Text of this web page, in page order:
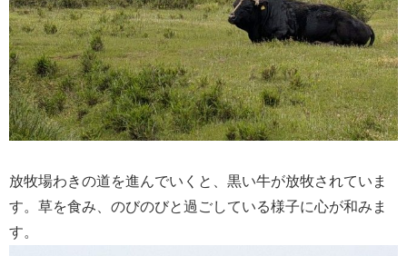
放牧場わきの道を進んでいくと、黒い牛が放牧されていま
す。草を食み、のびのびと過ごしている様子に心が和みま
す。